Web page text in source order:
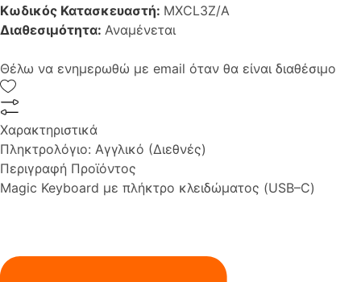
Κωδικός Κατασκευαστή: MXCL3Z/A
Διαθεσιμότητα: Αναμένεται
Θέλω να ενημερωθώ με email όταν θα είναι διαθέσιμο
Χαρακτηριστικά
Πληκτρολόγιο: Αγγλικό (Διεθνές)
Περιγραφή Προϊόντος
Magic Keyboard με πλήκτρο κλειδώματος (USB–C)